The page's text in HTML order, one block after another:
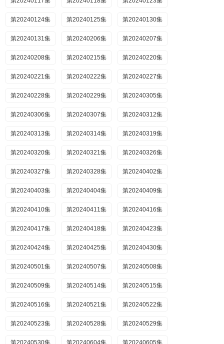
第20240124集 第20240125集 第20240130集
第20240131集 第20240206集 第20240207集
第20240208集 第20240215集 第20240220集
第20240221集 第20240222集 第20240227集
第20240228集 第20240229集 第20240305集
第20240306集 第20240307集 第20240312集
第20240313集 第20240314集 第20240319集
第20240320集 第20240321集 第20240326集
第20240327集 第20240328集 第20240402集
第20240403集 第20240404集 第20240409集
第20240410集 第20240411集 第20240416集
第20240417集 第20240418集 第20240423集
第20240424集 第20240425集 第20240430集
第20240501集 第20240507集 第20240508集
第20240509集 第20240514集 第20240515集
第20240516集 第20240521集 第20240522集
第20240523集 第20240528集 第20240529集
第20240530集 第20240604集 第20240605集